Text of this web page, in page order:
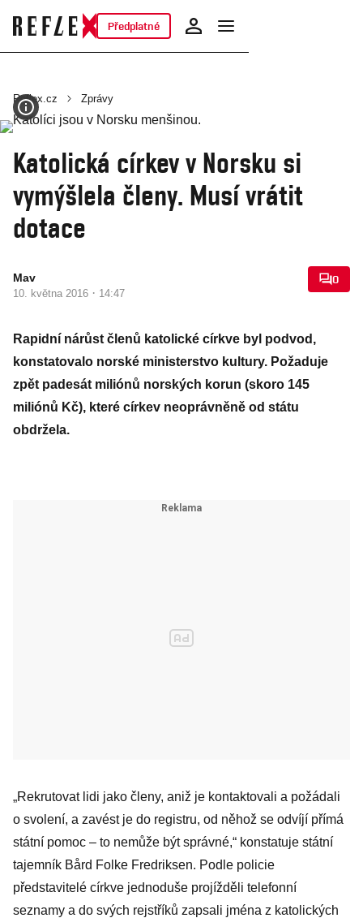
Předplatné
Reflex.cz Zprávy
Katolická církev v Norsku si
vymýšlela členy. Musí vrátit
dotace
Mav
10. května 2016 · 14:47
0
Rapidní nárůst členů katolické církve byl podvod,
konstatovalo norské ministerstvo kultury. Požaduje
zpět padesát miliónů norských korun (skoro 145
miliónů Kč), které církev neoprávněně od státu
obdržela.
„Rekrutovat lidi jako členy, aniž je kontaktovali a požádali
o svolení, a zavést je do registru, od něhož se odvíjí přímá
státní pomoc – to nemůže být správné,“ konstatuje státní
tajemník Bård Folke Fredriksen. Podle policie
představitelé církve jednoduše projížděli telefonní
seznamy a do svých rejstříků zapsali jména z katolických